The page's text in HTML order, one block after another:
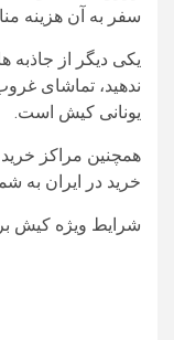
سفر به آن هزینه
یکی دیگر از
ندهید، تماشای
یونانی کیش است.
همچنین مراکز
خرید در ایران به
شرایط ویژه كيش